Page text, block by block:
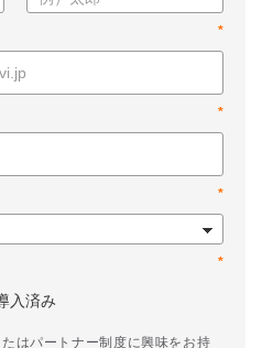
*
*
*
*
入済み
はパートナー制度に興味をお持